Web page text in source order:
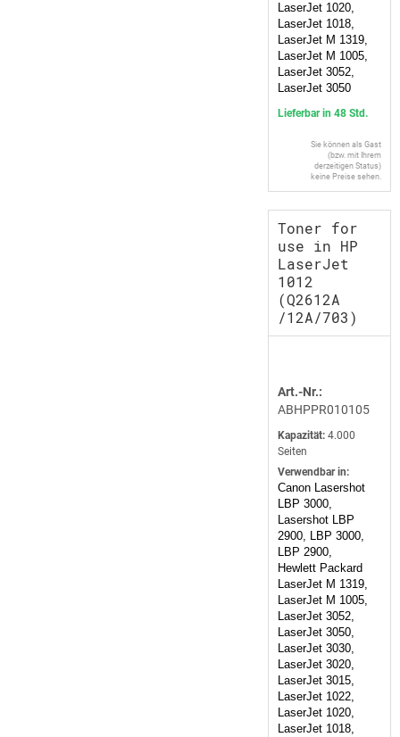
LaserJet 1020,
LaserJet 1018,
LaserJet M 1319,
LaserJet M 1005,
LaserJet 3052,
LaserJet 3050
Lieferbar in 48 Std.
Sie können als Gast
(bzw. mit Ihrem
derzeitigen Status)
keine Preise sehen.
Toner for
use in HP
LaserJet
1012
(Q2612A
/12A/703)
Art.-Nr.:
ABHPPR010105
Kapazität: 4.000
Seiten
Verwendbar in:
Canon Lasershot
LBP 3000,
Lasershot LBP
2900, LBP 3000,
LBP 2900,
Hewlett Packard
LaserJet M 1319,
LaserJet M 1005,
LaserJet 3052,
LaserJet 3050,
LaserJet 3030,
LaserJet 3020,
LaserJet 3015,
LaserJet 1022,
LaserJet 1020,
LaserJet 1018,